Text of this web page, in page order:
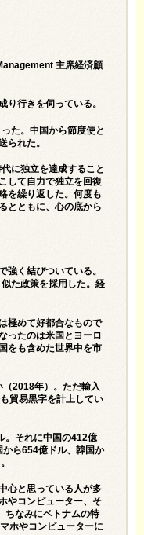
主席経済顧
り行きを伺っている。
た。中国から節度使と
られた。
に独立を達成すること
して自力で独立を回復
を繰り返した。何度も
とともに、心の底から
強く結びついている。
た政策を採用した。経
極めて好都合なもので
ったのは米国とヨーロ
をも含めた世界中を市
2018年）。ただ輸入
貿易黒字を計上してい
。それに中国の412億
から654億ドル、韓国か
心と思っている人が多
やコンピューター、そ
ちなみにベトナムの特
ホやコンピューターに